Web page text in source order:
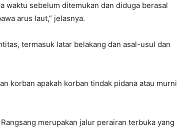
waktu sebelum ditemukan dan diduga berasal
arus laut,” jelasnya.
termasuk latar belakang dan asal-usul dan
korban apakah korban tindak pidana atau murni
merupakan jalur perairan terbuka yang